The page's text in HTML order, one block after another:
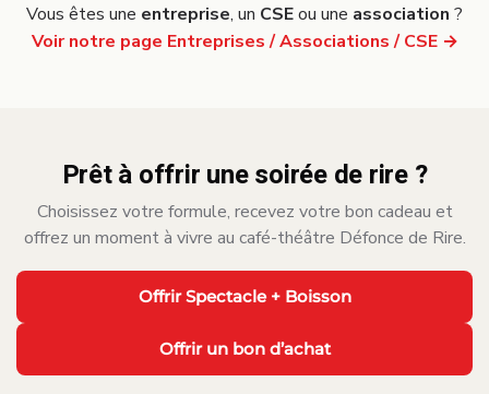
Vous êtes une entreprise, un CSEou une association ?
Voir notre page Entreprises / Associations / CSE →
Prêt à offrir une soirée de rire ?
Choisissez votre formule, recevez votre bon cadeau et
offrez un moment à vivre au café-théâtre Défonce de Rire.
Offrir Spectacle + Boisson
Offrir un bon d’achat